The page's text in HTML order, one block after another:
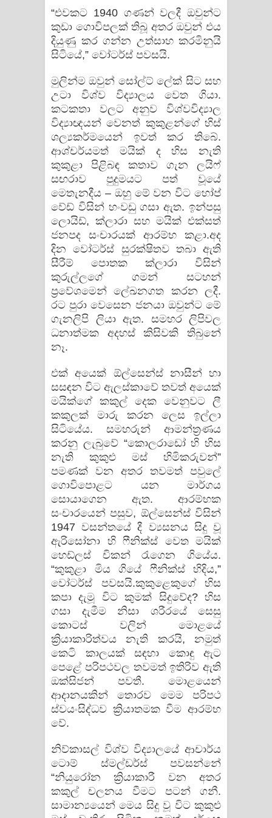
“එවකට 1940 ගණන් වලදී ඔවුන්ට
කුඩා ගොවිපලක් තිබූ අතර ඔවුන් එය
දියුණු කර ගන්න උත්සාහ කරමිනුයි
සිටියේ,” වෝටර්ස් පවසයි.
මුලින්ම ඔවුන් සෝල්ට් ලේක් සිට සහ
උටා විශ්ව විද්‍යාලය වෙත ගියා.
කටකතා වලට අනුව විශ්වවිද්‍යාල
විද්‍යාඥයන් වෙනත් කුකුළන්ගේ හිස්
ශල්‍යකර්මයෙන් ඉවත් කර තිබේ.
ආශ්චර්යමත් මයික් ද හිස නැති
කුකුළා පිළිබඳ කතාව ගැන ලයිෆ්
සඟරාව පුදුමයට පත් වූයේ
මෙතැනදීය – ඔහු මේ වන විට හෝප්
වේඩ් විසින් හංවඩු ගසා ඇත. ඉන්පසු
ලොයිඩ්, ක්ලාරා සහ මයික් එක්සත්
ජනපද සංචාරයක් ආරම්භ කළා.අද
දින වෝටර්ස් සුරක්ෂිතව තබා ඇති
සීරීම් පොතක ක්ලාරා විසින්
කුරුල්ලගේ ගමන් සටහන්
ප්‍රවේශමෙන් ලේඛනගත කරන ලදී.
රට පුරා වෙසෙන ජනයා ඔවුන්ට මේ
ගැනලිපි ලියා ඇත. සමහර ලිපිවල
ධනාත්මක අදහස් කිසිවකි තිබුනේ
නෑ.
එක් අයෙක් ඕල්සෙන්ස් නාසීන් හා
සසඳන විට ඇලස්කාවේ තවත් අයෙක්
මයික්ගේ කකුල් දෙක වෙනුවට ලී
කකුලක් මාරු කරන ලෙස ඉල්ලා
සිටියේය. සමහරුන් ආමන්ත්‍රණය
කරනු ලැබුවේ “කොලරාඩෝ හි හිස
නැති කුකුළු මස් හිමිකරුවන්”
පමණක් වන අතර තවමත් පවුලේ
ගොවිපොළට යන මාර්ගය
සොයාගෙන ඇත. ආරම්භක
සංචාරයෙන් පසුව, ඕල්සෙන්ස් විසින්
1947 වසන්තයේ දී ව්‍යසනය සිදු වූ
ඇරිසෝනා හි ෆීනික්ස් වෙත මයික්
හෙඩ්ලස් චිකන් රැගෙන ගියේය.
“කුකුළා මිය ගියේ ෆීනික්ස් හිදිය,”
වෝටර්ස් පවසයි.කුකුළෙකුගේ හිස
කපා දැමූ විට කුමක් සිදුවේද? හිස
ගසා දැමීම නිසා ශරීරයේ සෙසු
කොටස් වලින් මොළයේ
ක්‍රියාකාරිත්වය නැති කරයි, නමුත්
කෙටි කාලයක් සඳහා කොඳු ඇට
පෙළේ පරිපථවල තවමත් ඉතිරිව ඇති
ඔක්සිජන් පවතී. මොළයෙන්
ආදානයකින් තොරව මෙම පරිපථ
ස්වයංසිද්ධව ක්‍රියාතමක වීම ආරම්භ
වේ.
නිව්කාසල් විශ්ව විද්‍යාලයේ ආචාර්ය
ටොම් ස්මල්ඩර්ස් පවසන්නේ
“නියුරෝන ක්‍රියාකාරී වන අතර
කකුල් චලනය වීමට පටන් ගනී.
සාමාන්‍යයෙන් මෙය සිදු වූ විට කුකුළු